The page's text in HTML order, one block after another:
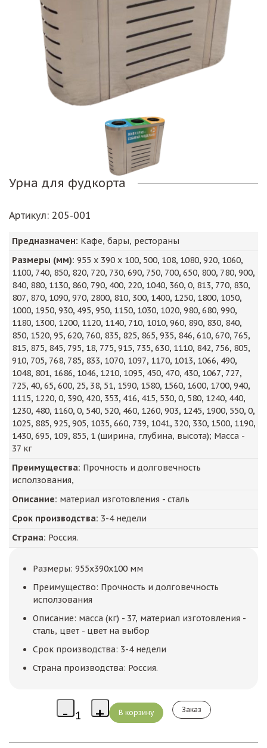
Урна для фудкорта
Артикул: 205-001
Предназначен: Кафе, бары, рестораны
Размеры (мм): 955 х 390 х 100, 500, 108, 1080, 920, 1060,
1100, 740, 850, 820, 720, 730, 690, 750, 700, 650, 800, 780, 900,
840, 880, 1130, 860, 790, 400, 220, 1040, 360, 0, 813, 770, 830,
807, 870, 1090, 970, 2800, 810, 300, 1400, 1250, 1800, 1050,
1000, 1950, 930, 495, 950, 1150, 1030, 1020, 980, 680, 990,
1180, 1300, 1200, 1120, 1140, 710, 1010, 960, 890, 830, 840,
850, 1520, 95, 620, 760, 835, 825, 865, 935, 846, 610, 670, 765,
815, 875, 845, 795, 18, 775, 915, 735, 630, 1110, 842, 756, 805,
910, 705, 768, 785, 833, 1070, 1097, 1170, 1013, 1066, 490,
1048, 801, 1686, 1046, 1210, 1095, 450, 470, 430, 1067, 727,
725, 40, 65, 600, 25, 38, 51, 1590, 1580, 1560, 1600, 1700, 940,
1115, 1220, 0, 390, 420, 353, 416, 415, 530, 0, 580, 1240, 440,
1230, 480, 1160, 0, 540, 520, 460, 1260, 903, 1245, 1900, 550, 0,
1025, 885, 925, 905, 1035, 660, 739, 1041, 320, 330, 1500, 1190,
1430, 695, 109, 855, 1 (ширина, глубина, высота); Масса -
37 кг
Преимущества: Прочность и долговечность
исползования,
Описание: материал изготовления - сталь
Срок производства: 3-4 недели
Страна: Россия.
Размеры: 955x390x100 мм
Преимущество: Прочность и долговечность
исползования
Описание: масса (кг) - 37, материал изготовления -
сталь, цвет - цвет на выбор
Срок производства: 3-4 недели
Страна производства: Россия.
Заказ